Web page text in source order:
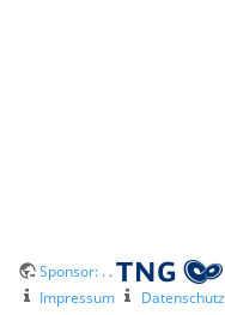
Sponsor: . .
Impressum
Datenschutz